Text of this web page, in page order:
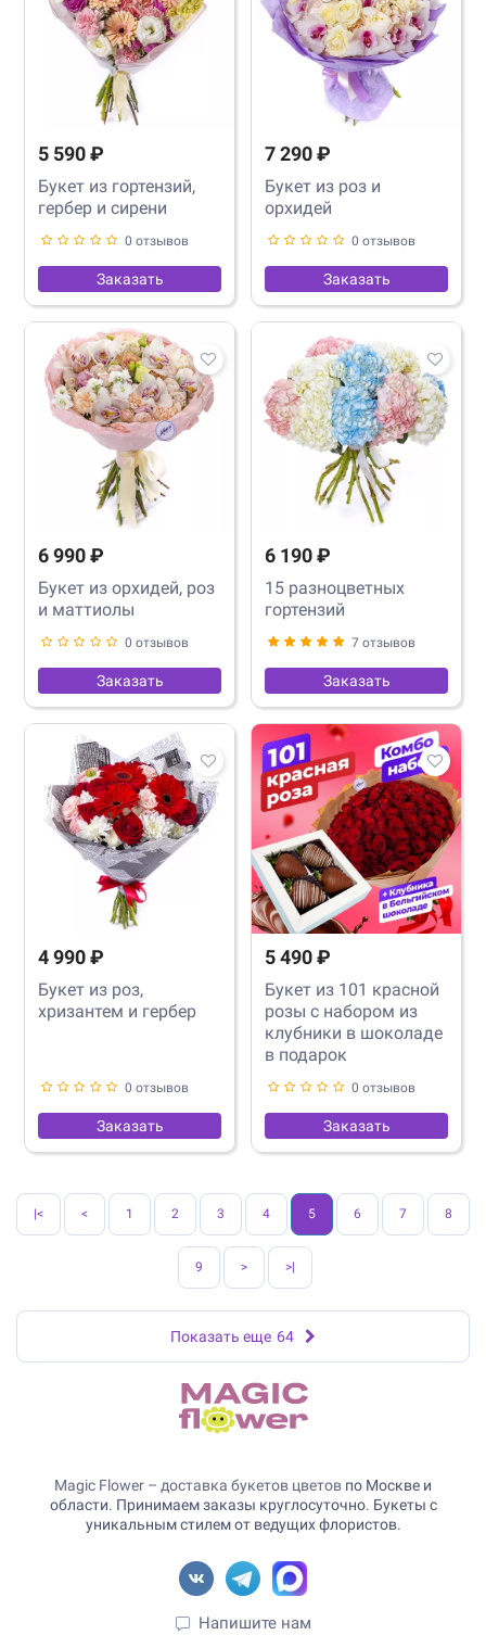
5 590 ₽
Букет из гортензий,
гербер и сирени
0 отзывов
Заказать
7 290 ₽
Букет из роз и
орхидей
0 отзывов
Заказать
6 990 ₽
Букет из орхидей, роз
и маттиолы
0 отзывов
Заказать
6 190 ₽
15 разноцветных
гортензий
7 отзывов
Заказать
4 990 ₽
Букет из роз,
хризантем и гербер
0 отзывов
Заказать
5 490 ₽
Букет из 101 красной
розы с набором из
клубники в шоколаде
в подарок
0 отзывов
Заказать
|< < 1 2 3 4 5 6 7 8
9 > >|
Показать еще 64
Magic Flower – доставка букетов цветов по Москве и
области. Принимаем заказы круглосуточно. Букеты с
уникальным стилем от ведущих флористов.
Напишите нам